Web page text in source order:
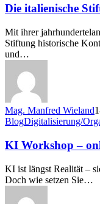
Stiftung
la
fondazione
italiana
Die italienische
Mit ihrer
Stiftung historische
und…
Mag. Manfred Wieland
KI
–
online
&
kostenfrei
BlogDigitalisierung/
KI Workshop –
KI ist längst Realität –
Doch wie setzen Sie…